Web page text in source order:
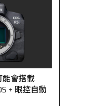
能會搭載
+ 眼控自動